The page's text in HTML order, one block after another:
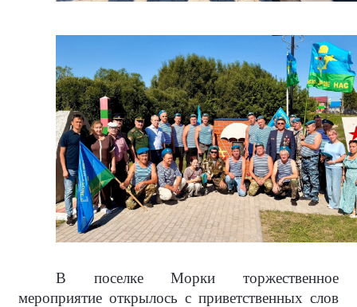
В поселке Морки торжественное
мероприятие открылось с приветственных слов